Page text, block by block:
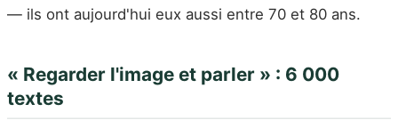
— ils ont aujourd'hui eux aussi entre 70 et 80 ans.
« Regarder l'image et parler » : 6 000
textes